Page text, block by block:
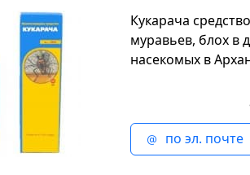
Кукарача
муравьев, блох в
насекомых в
по эл. почте